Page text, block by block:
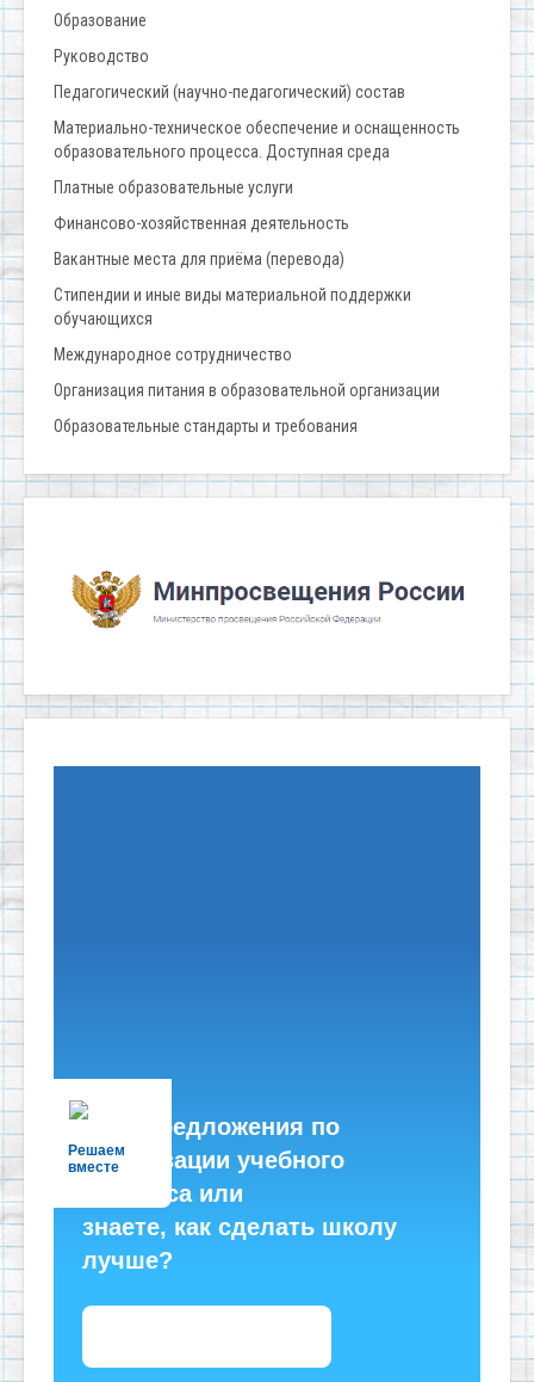
Образование
Руководство
Педагогический (научно-педагогический) состав
Материально-техническое обеспечение и оснащенность
образовательного процесса. Доступная среда
Платные образовательные услуги
Финансово-хозяйственная деятельность
Вакантные места для приёма (перевода)
Стипендии и иные виды материальной поддержки
обучающихся
Международное сотрудничество
Организация питания в образовательной организации
Образовательные стандарты и требования
Решаем
вместе
Есть предложения по
организации учебного
процесса или
знаете, как сделать школу
лучше?